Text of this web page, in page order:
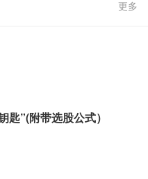
更多
匙”(附带选股公式）